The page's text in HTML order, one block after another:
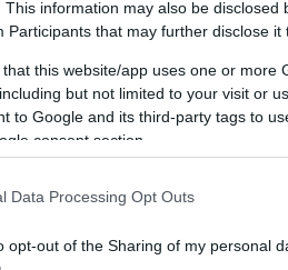
This information may also be disclosed
Participants that may further disclose it
that this website/app uses one or more
but not limited to your visit or
to Google and its third-party tags to
consent section.
Data Processing Opt Outs
opt-out of the Sharing of my personal
TAMÁSI TERMÁLFÜRDŐ,
ÉLMÉNYFÜRDŐ
télen és nyáron egyaránt.